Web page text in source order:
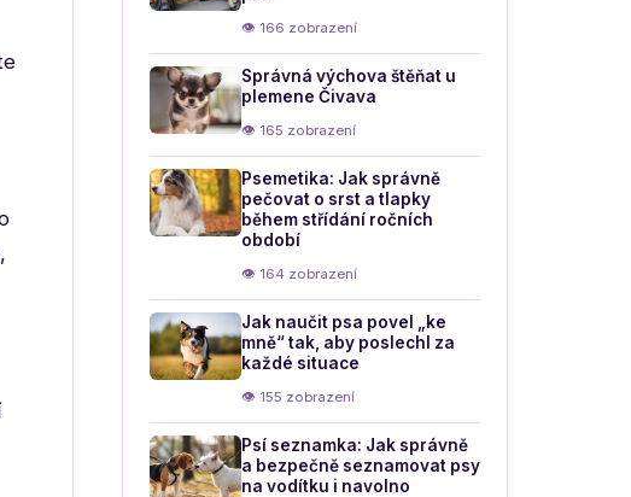
👁 166 zobrazení
Správná výchova štěňat u
plemene Čivava
👁 165 zobrazení
Psemetika: Jak správně
pečovat o srst a tlapky
během střídání ročních
období
👁 164 zobrazení
Jak naučit psa povel „ke
mně“ tak, aby poslechl za
každé situace
👁 155 zobrazení
Psí seznamka: Jak správně
a bezpečně seznamovat psy
na vodítku i navolno